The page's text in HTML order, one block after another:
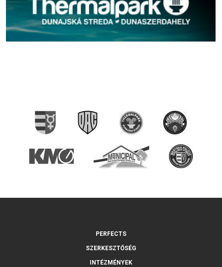
PERFECTS
SZERKESZTŐSÉG
INTÉZMÉNYEK